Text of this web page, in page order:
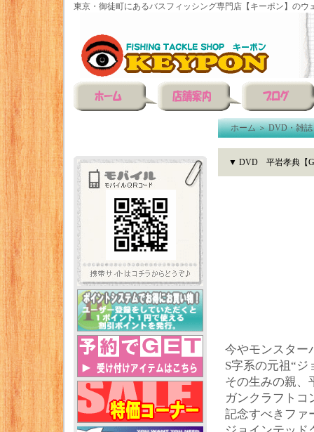
東京・御徒町にあるバスフィッシング専門店【キーポン】のウ
ホーム＞DVD・雑誌
▼ DVD 平岩孝典【
今やモンスター
S字系の元祖“ジ
その生みの親、
ガンクラフト
記念すべきファ